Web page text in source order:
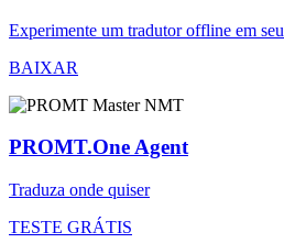
Experimente um tradutor offline em
BAIXAR
PROMT.One Agent
Traduza onde quiser
TESTE GRÁTIS